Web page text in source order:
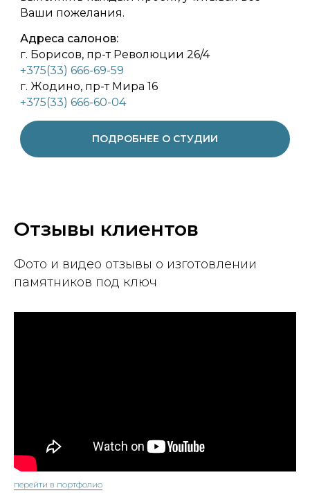
Ваши пожелания.
Адреса салонов:
г. Борисов, пр-т Революции 26/4
+375(33) 666-69-59
г. Жодино, пр-т Мира 16
+375(33) 666-60-04
ПОДРОБНЕЕ О СТУДИИ
Отзывы клиентов
Фото и видео отзывы о изготовлении
памятников под ключ
перейти в портфолио